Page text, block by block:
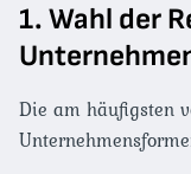
1. Wahl der
Die am häufigsten